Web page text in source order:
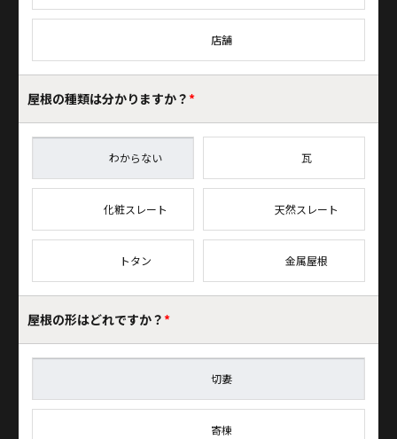
店舗
屋根の種類は分かりますか？*
わからない 瓦
化粧スレート 天然スレート
トタン 金属屋根
屋根の形はどれですか？*
切妻
寄棟